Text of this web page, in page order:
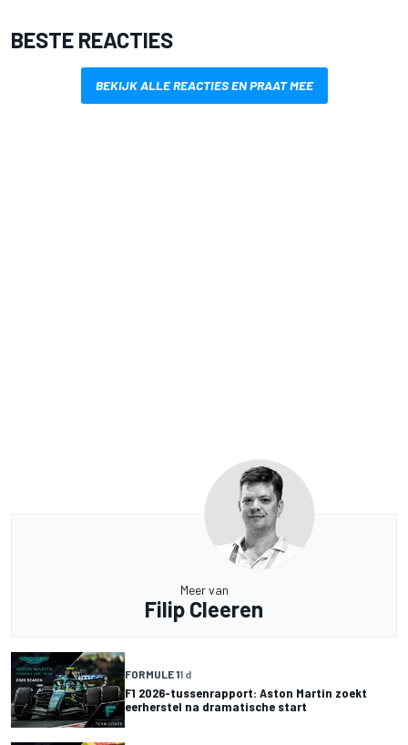
BESTE REACTIES
BEKIJK ALLE REACTIES EN PRAAT MEE
Meer van
Filip Cleeren
FORMULE 11 d
F1 2026-tussenrapport: Aston Martin zoekt
eerherstel na dramatische start